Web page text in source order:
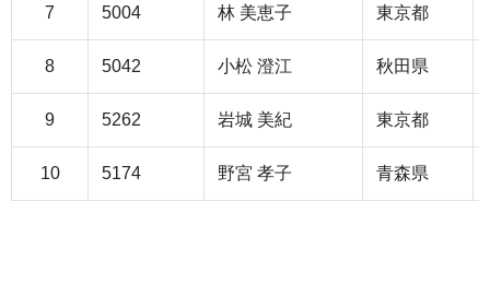
7 5004 林 美恵子 東京都
8 5042 小松 澄江 秋田県
9 5262 岩城 美紀 東京都
10 5174 野宮 孝子 青森県